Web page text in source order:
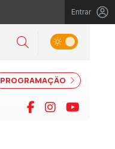
Entrar
Pesquisar
Alternar tema
PROGRAMAÇÃO
Facebook
Instagram